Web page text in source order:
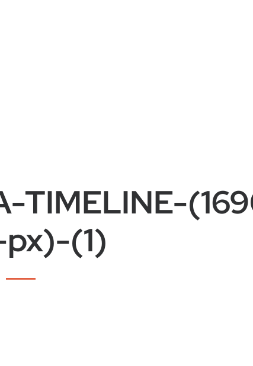
TIMELINE-
(1)